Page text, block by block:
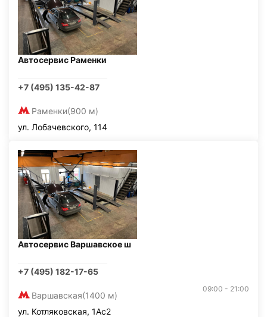
Автосервис Раменки
+7 (495) 135-42-87
Раменки(900 м)
ул. Лобачевского, 114
Автосервис Варшавское ш
+7 (495) 182-17-65
Варшавская(1400 м)
09:00 - 21:00
ул. Котляковская, 1Ас2